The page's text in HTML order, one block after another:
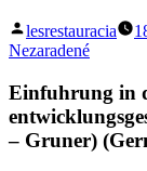
Posted
by
lesrestauracia
Nezaradené
Einfuhrung in
– Gruner)